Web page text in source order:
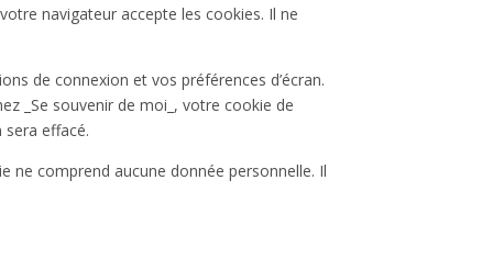
navigateur accepte les cookies. Il ne
de connexion et vos préférences d’écran.
_Se souvenir de moi_, votre cookie de
effacé.
ne comprend aucune donnée personnelle. Il